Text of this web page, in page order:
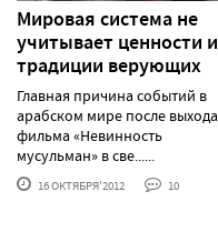
Мировая система не
учитывает ценности и
традиции верующих
Главная причина событий в
арабском мире после выхода
фильма «Невинность
мусульман» в све......
16 ОКТЯБРЯ'2012 10